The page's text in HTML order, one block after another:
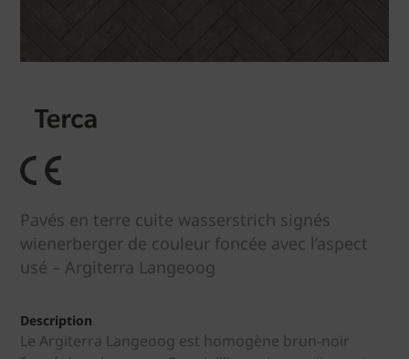
Pavés en terre cuite wasserstrich signés
wienerberger de couleur foncée avec l’aspect
usé – Argiterra Langeoog
Description
Le Argiterra Langeoog est homogène brun-noir